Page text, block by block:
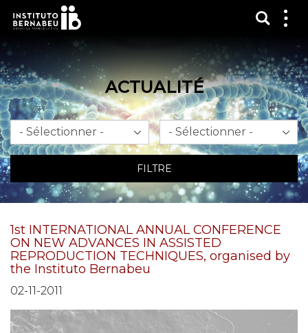
ACTUALITÉ
Mois An
FILTRE
1st INTERNATIONAL ANNUAL CONFERENCE
ON NEW ADVANCES IN ASSISTED
REPRODUCTION TECHNIQUES, organised by
the Instituto Bernabeu
02-11-2011